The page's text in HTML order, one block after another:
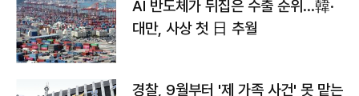
AI 반도체가 뒤집은 수출 순위…韓·
대만, 사상 첫 日 추월
경찰, 9월부터 '제 가족 사건' 못 맡는